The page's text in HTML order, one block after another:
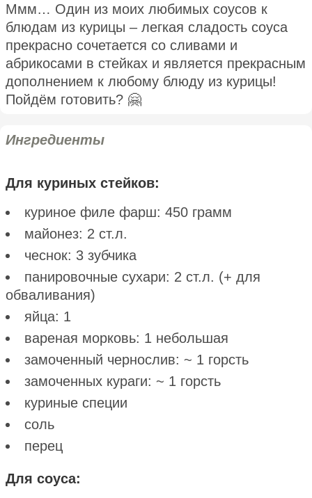
Ммм… Один из моих любимых соусов к
блюдам из курицы – легкая сладость соуса
прекрасно сочетается со сливами и
абрикосами в стейках и является прекрасным
дополнением к любому блюду из курицы!
Пойдём готовить? 🤗
Ингредиенты
Для куриных стейков:
куриное филе фарш: 450 грамм
майонез: 2 ст.л.
чеснок: 3 зубчика
панировочные сухари: 2 ст.л. (+ для
обваливания)
яйца: 1
вареная морковь: 1 небольшая
замоченный чернослив: ~ 1 горсть
замоченных кураги: ~ 1 горсть
куриные специи
соль
перец
Для соуса: